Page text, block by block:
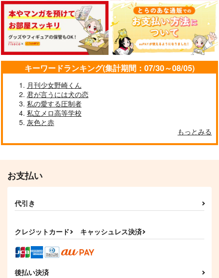
キーワードランキング(集計期間：07/30～08/05)
月刊少女野崎くん
君が言うには犬の恋
私の愛する圧制者
私立メロ高等学校
灰色と赤
もっとみる
お支払い
代引き
クレジットカード キャッシュレス決済
後払い決済